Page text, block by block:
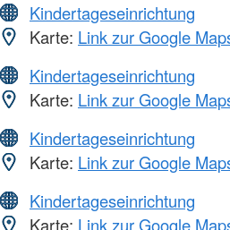
Kindertageseinrichtung
Karte: Link zur Google
Kindertageseinrichtung
Karte: Link zur Google
Kindertageseinrichtung
Karte: Link zur Google
Kindertageseinrichtung
Karte: Link zur Google